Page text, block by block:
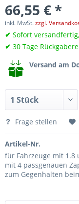
66,55 € *
inkl. MwSt.zzgl.
✔ Sofort
✔ 30 Tage
Versand am
Frage stellen
Artikel-Nr.
für Fahrzeuge mit 1.8
mit 4 passgenauen
zum Gegenhalten